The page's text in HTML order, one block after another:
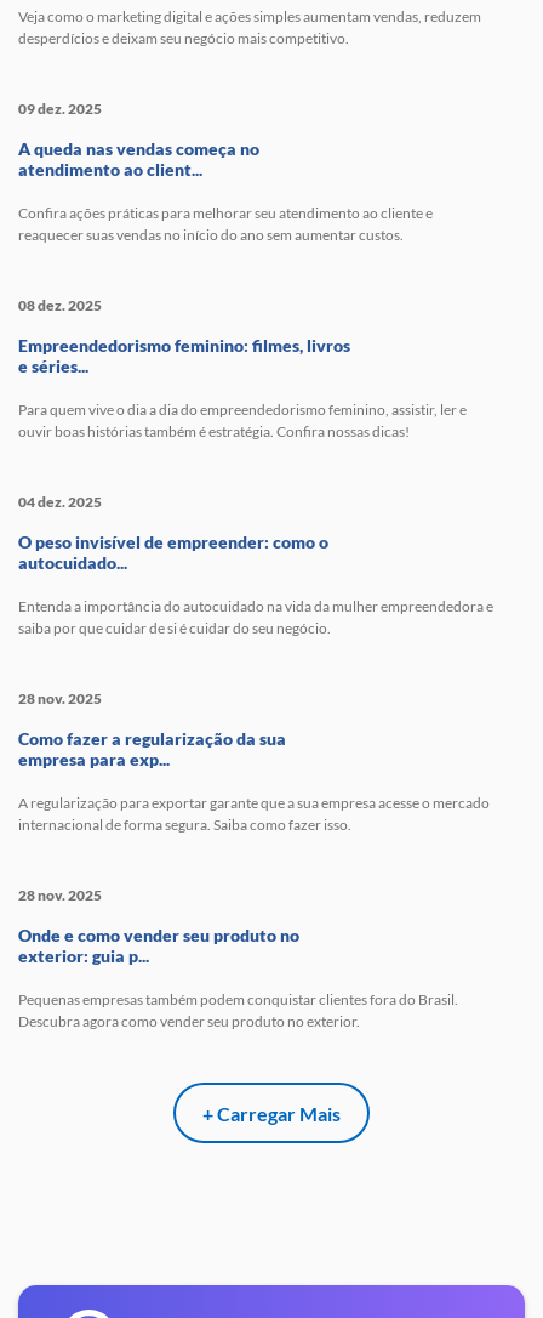
Veja como o marketing digital e ações simples aumentam vendas, reduzem
desperdícios e deixam seu negócio mais competitivo.
09 dez. 2025
A queda nas vendas começa no
atendimento ao client...
Confira ações práticas para melhorar seu atendimento ao cliente e
reaquecer suas vendas no início do ano sem aumentar custos.
08 dez. 2025
Empreendedorismo feminino: filmes, livros
e séries...
Para quem vive o dia a dia do empreendedorismo feminino, assistir, ler e
ouvir boas histórias também é estratégia. Confira nossas dicas!
04 dez. 2025
O peso invisível de empreender: como o
autocuidado...
Entenda a importância do autocuidado na vida da mulher empreendedora e
saiba por que cuidar de si é cuidar do seu negócio.
28 nov. 2025
Como fazer a regularização da sua
empresa para exp...
A regularização para exportar garante que a sua empresa acesse o mercado
internacional de forma segura. Saiba como fazer isso.
28 nov. 2025
Onde e como vender seu produto no
exterior: guia p...
Pequenas empresas também podem conquistar clientes fora do Brasil.
Descubra agora como vender seu produto no exterior.
+ Carregar Mais